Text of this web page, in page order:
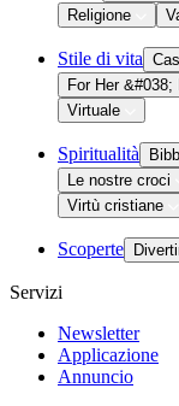
Religione
Stile di vita
For Her &#038;
Virtuale
Spiritualità
Le nostre croci
Virtù cristiane
Scoperte
Servizi
Newsletter
Applicazione
Annuncio